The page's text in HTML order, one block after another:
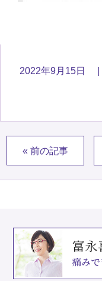
2022年9月15日
« 前の記事